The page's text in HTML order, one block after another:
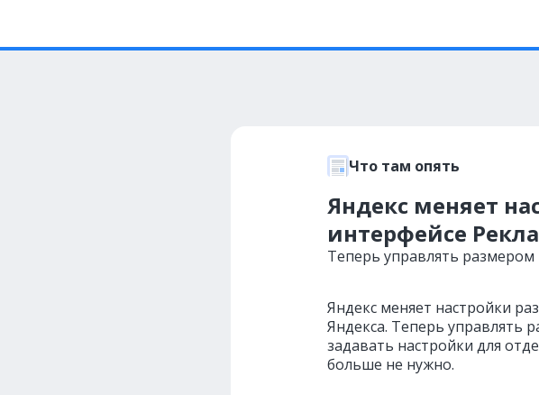
Что там опять
Яндекс меняет
интерфейсе
Теперь управлять
Яндекс меняет настройки
Яндекса. Теперь
задавать настройки для
больше не нужно.